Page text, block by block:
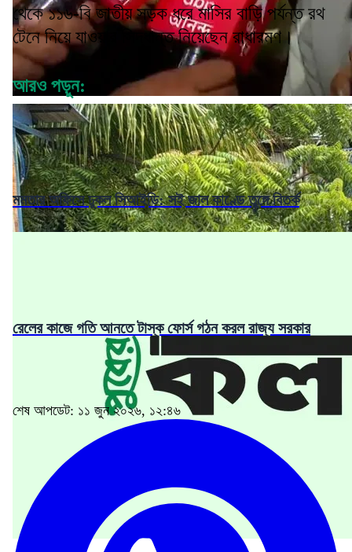
থেকে ১১৬-বি জাতীয় সড়ক ধরে মাসির বাড়ি পর্যন্ত রথ
টেনে নিয়ে যাওয়ার সিদ্ধান্ত নিয়েছেন রাধারমণ।
আরও পড়ুন:
মমতার অফিসে ঢুকল সিআইডি: সই জাল কাণ্ডে তুঙ্গে বিতর্ক
রেলের কাজে গতি আনতে টাস্ক ফোর্স গঠন করল রাজ্য সরকার
শেষ আপডেট: ১১ জুন ২০২৬, ১২:৪৬